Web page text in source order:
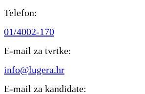
Telefon:
01/4002-170
E-mail za tvrtke:
info@lugera.hr
E-mail za kandidate: